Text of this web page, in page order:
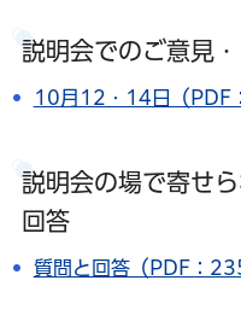
説明会でのご意見
10月12・14日（PDF
説明会の場で寄せ
回答
質問と回答（PDF：